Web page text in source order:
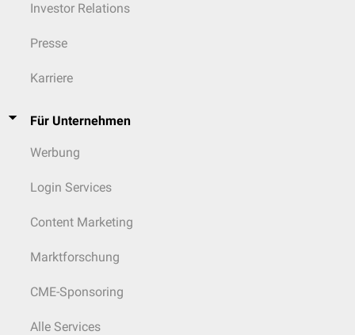
Investor Relations
Presse
Karriere
Für Unternehmen
Werbung
Login Services
Content Marketing
Marktforschung
CME-Sponsoring
Alle Services